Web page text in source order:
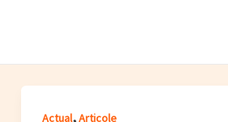
Actual,Articole